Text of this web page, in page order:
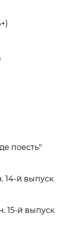
поесть"
14-й выпуск
15-й выпуск